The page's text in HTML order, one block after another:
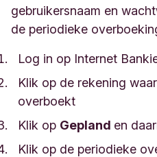
gebruikersnaam en
de periodieke
Log in op Internet
Klik op de rekening
overboekt
Klik op Gepland en
Klik op de periodieke